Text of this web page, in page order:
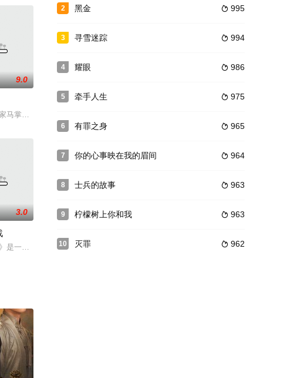
。李远山是城关区接
的 工作，回身投身建设自己的家乡，而 他的同学付茂也离开城
9.0
马掌铺少爷赵大旗在机缘巧合之下参加了新四军，从一个桀骜不羁的草莽英雄成长
家。弘皙将李家罪产藏匿于
并不看好这个只有较好容貌的准儿媳，因此替儿子定下邻村的姑娘
3.0
是一部陕西文投艺达投资有限公司、腾讯视频联合出品大型魔幻网络巨制，聊宅：
2  995
黑金
3  994
寻雪迷踪
4  986
耀眼
5  975
牵手人生
6  965
有罪之身
7  964
你的心事映在我的眉间
8  963
士兵的故事
9  963
柠檬树上你和我
10  962
灭罪